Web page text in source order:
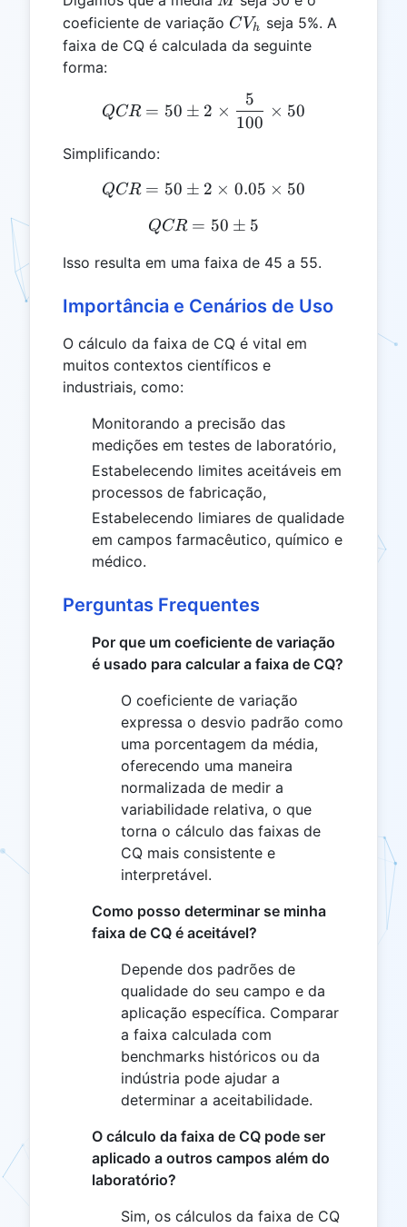
coeficiente de variação CV_h
CVh
seja 5%. A
faixa de CQ é calculada da seguinte
forma:
QCR = 50 \pm 2 \times
QCR = 50 ± 2 ×
100
5
× 50
Simplificando:
QCR = 50 \pm 2 \times
QCR = 50 ± 2 × 0.05 × 50
QCR = 50 \pm 5
QCR = 50 ± 5
Isso resulta em uma faixa de 45 a 55.
Importância e Cenários de Uso
O cálculo da faixa de CQ é vital em
muitos contextos científicos e
industriais, como:
Monitorando a precisão das
medições em testes de laboratório,
Estabelecendo limites aceitáveis ​​em
processos de fabricação,
Estabelecendo limiares de qualidade
em campos farmacêutico, químico e
médico.
Perguntas Frequentes
Por que um coeficiente de variação
é usado para calcular a faixa de CQ?
O coeficiente de variação
expressa o desvio padrão como
uma porcentagem da média,
oferecendo uma maneira
normalizada de medir a
variabilidade relativa, o que
torna o cálculo das faixas de
CQ mais consistente e
interpretável.
Como posso determinar se minha
faixa de CQ é aceitável?
Depende dos padrões de
qualidade do seu campo e da
aplicação específica. Comparar
a faixa calculada com
benchmarks históricos ou da
indústria pode ajudar a
determinar a aceitabilidade.
O cálculo da faixa de CQ pode ser
aplicado a outros campos além do
laboratório?
Sim, os cálculos da faixa de CQ